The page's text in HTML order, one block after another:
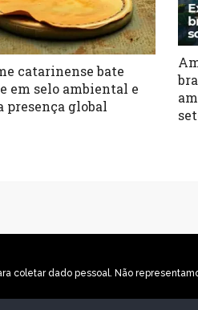
catarinense bate
em selo ambiental e
presença global
coletar dado pessoal. Não